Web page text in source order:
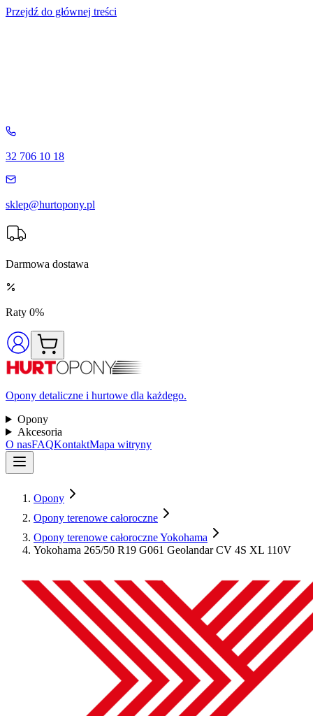
Przejdź do głównej treści
32 706 10 18
sklep@hurtopony.pl
Darmowa dostawa
Raty 0%
Opony detaliczne i hurtowe dla każdego.
Opony
Akcesoria
O nasFAQKontaktMapa witryny
Opony
Opony terenowe całoroczne
Opony terenowe całoroczne Yokohama
Yokohama 265/50 R19 G061 Geolandar CV 4S XL 110V